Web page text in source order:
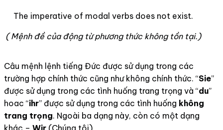
The imperative of modal verbs does not exist.
( Mệnh đề của động từ phương thức không tồn tại.)
Câu mệnh lệnh tiếng Đức được sử dụng trong các
trường hợp chính thức cũng như không chính thức. “Sie”
được sử dụng trong các tình huống trang trọng và “du”
hoac “ihr” được sử dụng trong các tình huống không
trang trọng. Ngoài ba dạng này, còn có một dạng